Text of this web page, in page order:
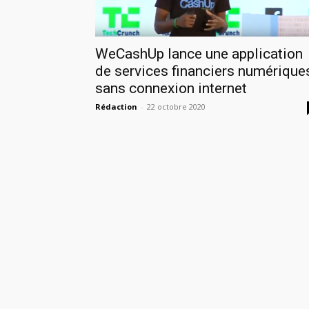
WeCashUp lance une application
de services financiers
sans connexion internet
Rédaction - 22 octobre 2020